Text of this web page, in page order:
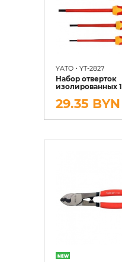
YATO• YT-2827
Набор отверток
изолированных
29.35 BYN